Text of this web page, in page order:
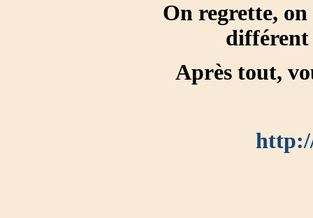
On regrette,
différent
Après tout,